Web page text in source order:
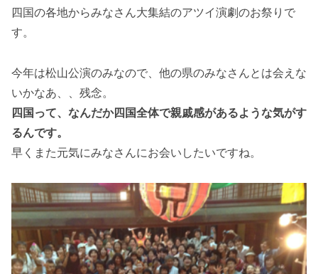
四国の各地からみなさん大集結のアツイ演劇のお祭りで
す。
今年は松山公演のみなので、他の県のみなさんとは会えな
いかなあ、、残念。
四国って、なんだか四国全体で親戚感があるような気がす
るんです。
早くまた元気にみなさんにお会いしたいですね。